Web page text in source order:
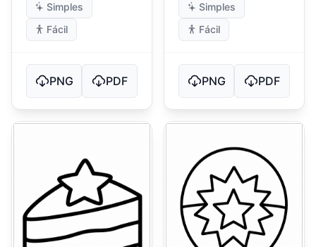
Simples
Fácil
PNG PDF
Simples
Fácil
PNG PDF